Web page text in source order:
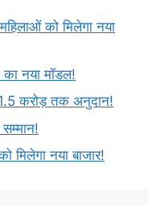
को मिलेगा नया
का नया मॉडल!
1.5 करोड़ तक अनुदान!
मिलेगा नया बाजार!